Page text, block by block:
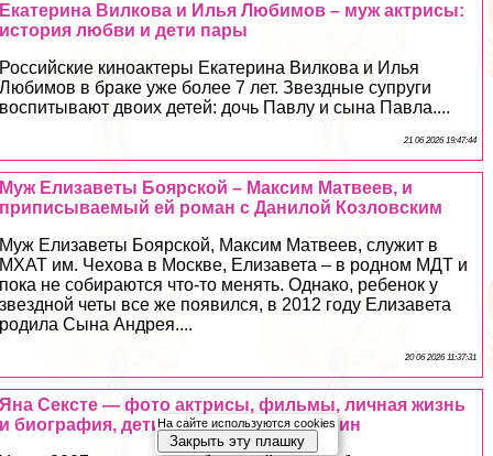
Екатерина Вилкова и Илья Любимов – муж актрисы:
история любви и дети пары
Российские киноактеры Екатерина Вилкова и Илья
Любимов в бpaке уже более 7 лет. Звездные супруги
воспитывают двоих детей: дочь Павлу и сына Павла....
21 06 2026 19:47:44
Муж Елизаветы Боярской – Максим Матвеев, и
приписываемый ей роман с Данилой Козловским
Муж Елизаветы Боярской, Максим Матвеев, служит в
МХАТ им. Чехова в Москве, Елизавета – в родном МДТ и
пока не собираются что-то менять. Однако, ребенок у
звездной четы все же появился, в 2012 году Елизавета
родила Сына Андрея....
20 06 2026 11:37:31
Яна Сeкcте — фото актрисы, фильмы, личная жизнь
и биография, дети и муж Дмитрий Марин
На сайте используются cookies
Закрыть эту плашку